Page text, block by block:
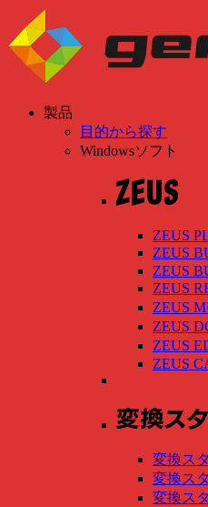
製品
目的から探す
Windowsソフト
ZEUS
ZEUS
ZEUS
ZEUS
ZEUS
ZEUS
ZEUS
ZEUS
変換ス
変換ス
変換ス